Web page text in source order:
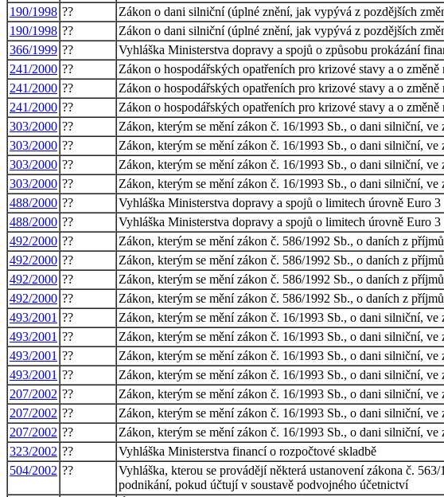
190/1998 ??
Zákon o dani silniční (úplné znění, jak vypývá z pozdějších
190/1998 ??
Zákon o dani silniční (úplné znění, jak vypývá z pozdějších
366/1999 ??
Vyhláška Ministerstva dopravy a spojů o způsobu prokázání
241/2000 ??
Zákon o hospodářských opatřeních pro krizové stavy a o
241/2000 ??
Zákon o hospodářských opatřeních pro krizové stavy a o
241/2000 ??
Zákon o hospodářských opatřeních pro krizové stavy a o
303/2000 ??
Zákon, kterým se mění zákon č. 16/1993 Sb., o dani silniční, ve
303/2000 ??
Zákon, kterým se mění zákon č. 16/1993 Sb., o dani silniční, ve
303/2000 ??
Zákon, kterým se mění zákon č. 16/1993 Sb., o dani silniční, ve
303/2000 ??
Zákon, kterým se mění zákon č. 16/1993 Sb., o dani silniční, ve
488/2000 ??
Vyhláška Ministerstva dopravy a spojů o limitech úrovně Euro
488/2000 ??
Vyhláška Ministerstva dopravy a spojů o limitech úrovně Euro
492/2000 ??
Zákon, kterým se mění zákon č. 586/1992 Sb., o daních z
492/2000 ??
Zákon, kterým se mění zákon č. 586/1992 Sb., o daních z
492/2000 ??
Zákon, kterým se mění zákon č. 586/1992 Sb., o daních z
492/2000 ??
Zákon, kterým se mění zákon č. 586/1992 Sb., o daních z
493/2001 ??
Zákon, kterým se mění zákon č. 16/1993 Sb., o dani silniční,
493/2001 ??
Zákon, kterým se mění zákon č. 16/1993 Sb., o dani silniční,
493/2001 ??
Zákon, kterým se mění zákon č. 16/1993 Sb., o dani silniční,
493/2001 ??
Zákon, kterým se mění zákon č. 16/1993 Sb., o dani silniční,
207/2002 ??
Zákon, kterým se mění zákon č. 16/1993 Sb., o dani silniční, ve
207/2002 ??
Zákon, kterým se mění zákon č. 16/1993 Sb., o dani silniční, ve
207/2002 ??
Zákon, kterým se mění zákon č. 16/1993 Sb., o dani silniční, ve
323/2002 ??
Vyhláška Ministerstva financí o rozpočtové skladbě
504/2002 ??
Vyhláška, kterou se provádějí některá ustanovení zákona č.
podnikání, pokud účtují v soustavě podvojného účetnictví